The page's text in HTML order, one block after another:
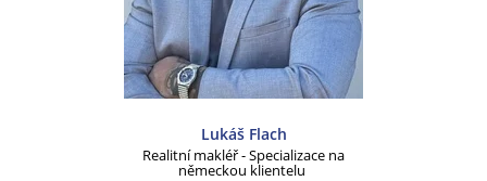
Lukáš Flach
Realitní makléř - Specializace na
německou klientelu